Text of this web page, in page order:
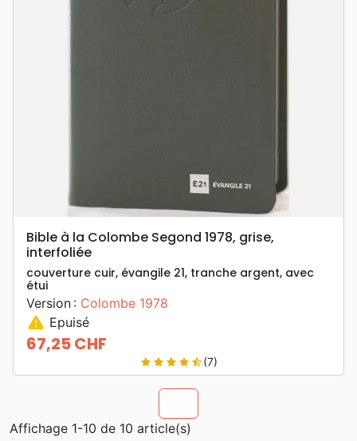
Bible à la Colombe Segond 1978, grise,
interfoliée
couverture cuir, évangile 21, tranche argent, avec
étui
Version : Colombe 1978
warning Epuisé
Prix
67,25 CHF
star star star star star_half(7)
Affichage 1-10 de 10 article(s)